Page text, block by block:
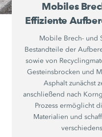
Mobiles
Effiziente
Mobile Brech- und
Bestandteile der
sowie von
Gesteinsbrocken und
Asphalt zunächst
anschließend nach
Prozess ermöglicht
Materialien und